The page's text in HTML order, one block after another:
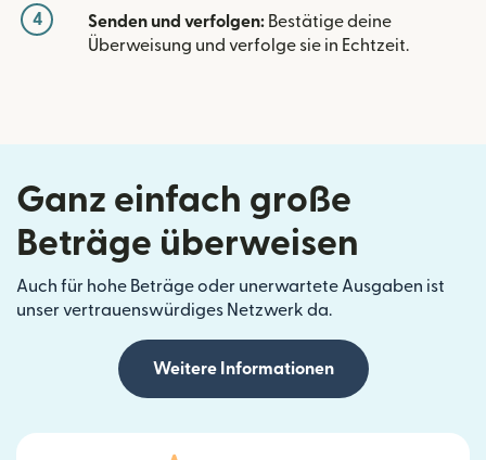
4 Senden und verfolgen: Bestätige deine
Überweisung und verfolge sie in Echtzeit.
Ganz einfach große
Beträge überweisen
Auch für hohe Beträge oder unerwartete Ausgaben ist
unser vertrauenswürdiges Netzwerk da.
Weitere Informationen